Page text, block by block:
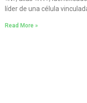
líder de una célula
Read More »